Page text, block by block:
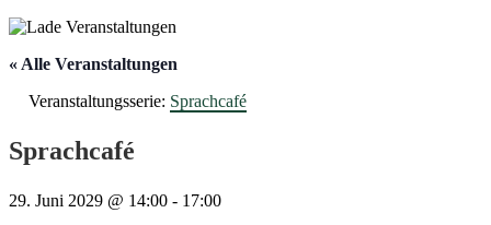
« Alle Veranstaltungen
Veranstaltungsserie: Sprachcafé
Sprachcafé
29. Juni 2029 @ 14:00 - 17:00